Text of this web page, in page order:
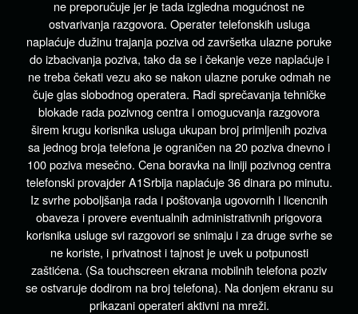
ne preporučuje jer je tada izgledna mogućnost ne
ostvarivanja razgovora. Operater telefonskih usluga
naplaćuje dužinu trajanja poziva od završetka ulazne poruke
do izbacivanja poziva, tako da se i čekanje veze naplaćuje i
ne treba čekati vezu ako se nakon ulazne poruke odmah ne
čuje glas slobodnog operatera. Radi sprečavanja tehničke
blokade rada pozivnog centra i omogucvanja razgovora
širem krugu korisnika usluga ukupan broj primljenih poziva
sa jednog broja telefona je ograničen na 20 poziva dnevno i
100 poziva mesečno. Cena boravka na liniji pozivnog centra
telefonski provajder A1Srbija naplaćuje 36 dinara po minutu.
Iz svrhe poboljšanja rada i poštovanja ugovornih i licencnih
obaveza i provere eventualnih administrativnih prigovora
korisnika usluge svi razgovori se snimaju i za druge svrhe se
ne koriste, i privatnost i tajnost je uvek u potpunosti
zaštićena. (Sa touchscreen ekrana mobilnih telefona poziv
se ostvaruje dodirom na broj telefona). Na donjem ekranu su
prikazani operateri aktivni na mreži.